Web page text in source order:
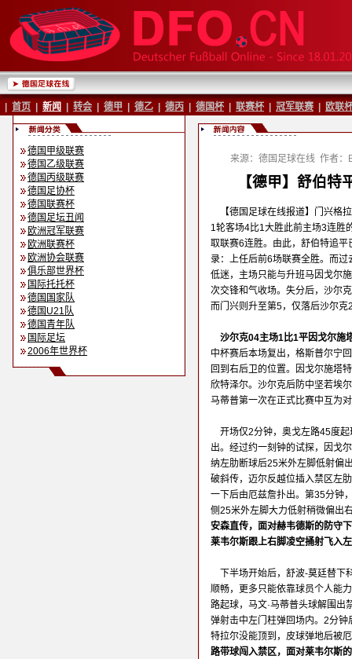
首页 新闻 转会 德甲 德乙 德丙 德国杯 联赛杯 冠军联赛 欧联
德国甲级联赛
德国乙级联赛
德国丙级联赛
德国足协杯
德国联赛杯
德国足坛丑闻
欧洲冠军联赛
欧洲联赛杯
欧洲协会联赛
俱乐部世界杯
国际托托杯
德国国家队
德国U21队
德国青年队
国际足坛
2006年世界杯
来源：德国足球在线 作者：
【德甲】舒伯特
【德国足球在线报道】门兴格
1轮客场4比1大胜此前主场3连胜
取联赛6连胜。由此，舒伯特追
录：上任后前6场联赛全胜。而
低迷，主场只能与升班马因戈尔
次交锋和气收场。失分后，沙尔
而门兴则升至第5，仅落后沙尔克
沙尔克04主场1比1平因戈尔施
中杯赛后本场复出，格斯普尔宁
回到右后卫的位置。因戈尔施塔
欣特泽尔。沙尔克后防中坚若埃
马蒂普第一次在正式比赛中互为
开场仅2分钟，奥戈左路45度
出。经过约一刻钟的试探，因戈
纳左肋断球后25米外左脚低射偏
破斜传，迈尔反越位插入禁区左
一下后由厄兹詹扑出。第35分钟
侧25米外左脚大力低射稍微偏出
安森直传，面对赫韦德斯的防守
莱韦尔斯跟上右脚凌空捅射飞入
下半场开始后，舒波-莫廷替
顺畅，更多只能依靠球员个人能
路起球，马文·马蒂普头球解围出
弹射击中左门柱弹回场内。2分钟
特拉尔没能顶到，皮球弹地后被
路带球闯入禁区，面对莱韦尔斯